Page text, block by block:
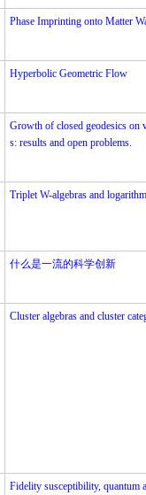
Phase Imprinting onto Matter
Hyperbolic Geometric Flow
Growth of closed geodesics
s: results and open problems.
Triplet W-algebras and
什么是一流的科学创新
Cluster algebras and cluster
Fidelity susceptibility, quantum